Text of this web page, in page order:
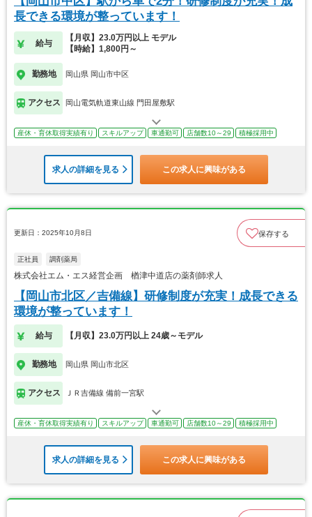
長できる環境が整っています！
給与
【月収】23.0万円以上 モデル
【時給】1,800円～
勤務地 岡山県 岡山市中区
アクセス 岡山電気軌道東山線 門田屋敷駅
産休・育休取得実績有り スキルアップ 車通勤可 店舗数10～29 積極採用中
求人の詳細を見る この求人に興味がある
更新日：2025年10月8日 保存する
正社員 調剤薬局
株式会社エム・エス経営企画 楢津中道店の薬剤師求人
【岡山市北区／吉備線】研修制度が充実！成長できる
環境が整っています！
給与 【月収】23.0万円以上 24歳～モデル
勤務地 岡山県 岡山市北区
アクセス ＪＲ吉備線 備前一宮駅
産休・育休取得実績有り スキルアップ 車通勤可 店舗数10～29 積極採用中
求人の詳細を見る この求人に興味がある